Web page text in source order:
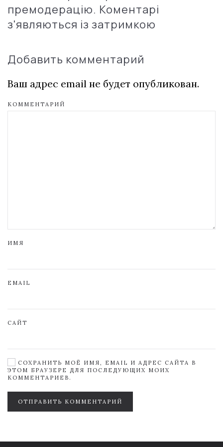
премодерацію. Коментарі
з'являються із затримкою
Добавить комментарий
Ваш адрес email не будет опубликован.
КОММЕНТАРИЙ
ИМЯ
EMAIL
САЙТ
СОХРАНИТЬ МОЁ ИМЯ, EMAIL И АДРЕС САЙТА В
ЭТОМ БРАУЗЕРЕ ДЛЯ ПОСЛЕДУЮЩИХ МОИХ
КОММЕНТАРИЕВ.
ОТПРАВИТЬ КОММЕНТАРИЙ